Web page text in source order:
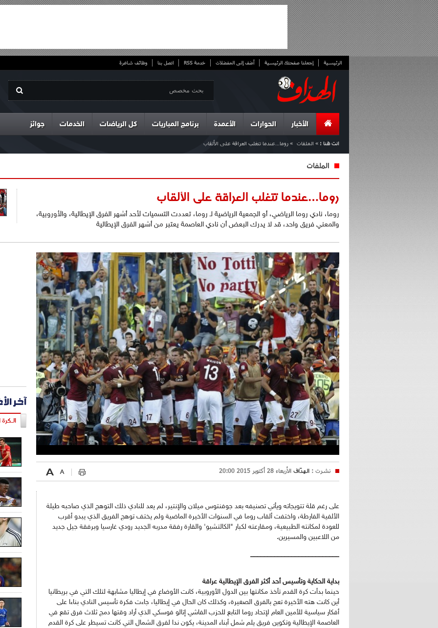
الرئيسية إجعلنا صفحتك الرئيسية أضف إلى المفضلات خدمة RSS اتصل بنا وظائف شاغرة
الأخبار الحوارات الأعمدة برنامج المباريات كل الرياضات الخدمات جوائز
انت هنا : » الملفات » روما…عندما تتغلب العراقة على الألقاب
الملفات
روما…عندما تتغلب العراقة على الألقاب
روما، نادي روما الرياضي، أو الجمعية الرياضية لـ روما، تعددت التسميات لأحد أشهر الفرق الإيطالية، والأوروبية،
والمعني فريق واحد، قد لا يدرك البعض أن نادي العاصمة يعتبر من أشهر الفرق الإيطالية
نشرت : الهدّاف الأربعاء 28 أكتوبر 2015 20:00
على رغم قلة تتويجاته ويأتي تصنيفه بعد جوفنتوس ميلان والإنتير، لم يعد للنادي ذلك التوهج الذي صاحبه طيلة
الألفية الفارطة، واختفت ألقاب روما في السنوات الأخيرة الماضية ولم يختف توهج الفريق الذي يبدو أقرب
للعودة لمكانته الطبيعية، ومقارعته لكبار "الكالتشيو' والقارة رفقة مدربه الجديد رودي غارسيا وبرفقة جيل جديد
من اللاعبين والمسيرين.
__________________________
بداية الحكاية وتأسيس أحد أكثر الفرق الإيطالية عراقة
حينما بدأت كرة القدم تأخذ مكانتها بين الدول الأوروبية، كانت الأوضاع في إيطاليا مشابهة لتلك التي في بريطانيا
أين كانت هته الأخيرة تعج بالفرق الصغيرة، وكذلك كان الحال في إيطاليا، جاءت فكرة تأسيس النادي بناءا على
أفكار سياسية للأمين العام لإتحاد روما التابع للحزب الفاشي إتالو فوسكي الذي أراد وقتها دمج ثلاث فرق تقع في
العاصمة الإيطالية وتكوين فريق يلم شمل أبناء المدينة، يكون ندا لفرق الشمال التي كانت تسيطر على كرة القدم
آخر
الـكرة